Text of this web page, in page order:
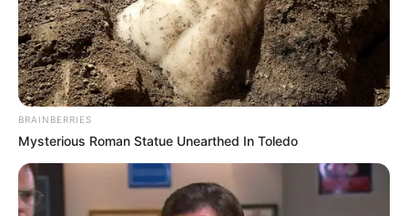
BRAINBERRIES
Mysterious Roman Statue Unearthed In Toledo